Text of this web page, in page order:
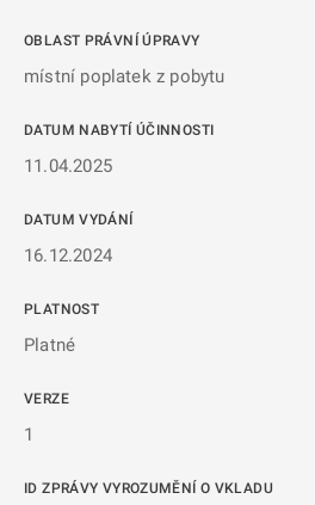
OBLAST PRÁVNÍ ÚPRAVY
místní poplatek z pobytu
DATUM NABYTÍ ÚČINNOSTI
11.04.2025
DATUM VYDÁNÍ
16.12.2024
PLATNOST
Platné
VERZE
1
ID ZPRÁVY VYROZUMĚNÍ O VKLADU